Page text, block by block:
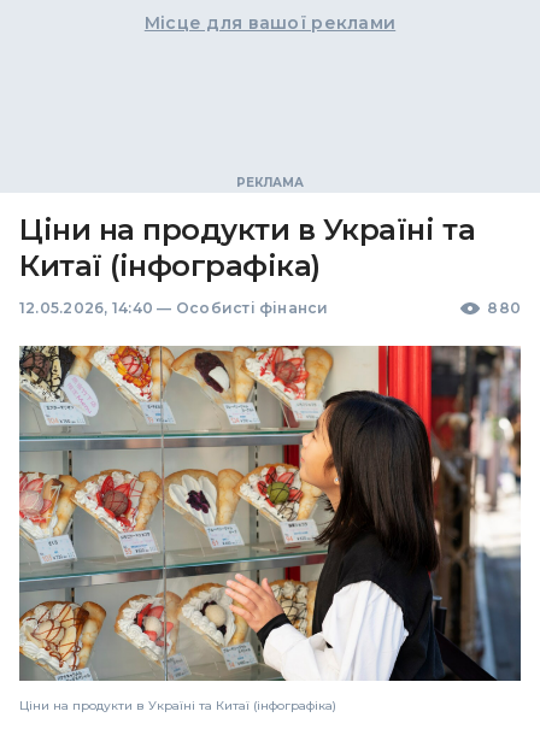
Місце для вашої реклами
Ціни на продукти в Україні та
Китаї (інфографіка)
12.05.2026, 14:40 — Особисті фінанси 880
Ціни на продукти в Україні та Китаї (інфографіка)